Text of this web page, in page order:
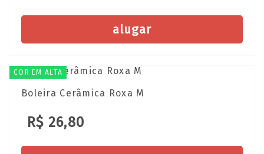
alugar
COR EM ALTA
Boleira Cerâmica Roxa M
R$ 26,80